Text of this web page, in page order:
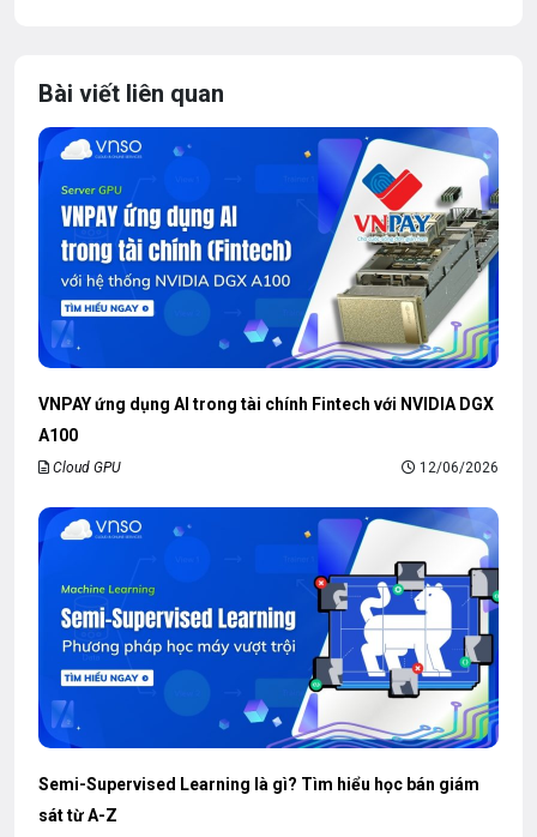
Bài viết liên quan
VNPAY ứng dụng AI trong tài chính Fintech với NVIDIA DGX
A100
Cloud GPU 12/06/2026
Semi-Supervised Learning là gì? Tìm hiểu học bán giám
sát từ A-Z